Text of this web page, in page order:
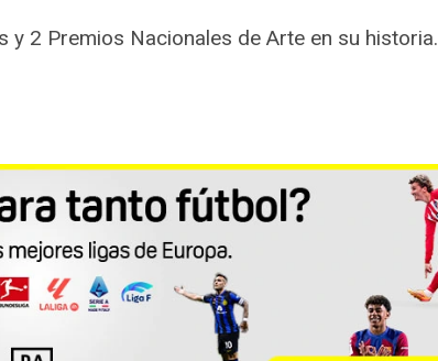
2 Premios Nacionales de Arte en su historia.